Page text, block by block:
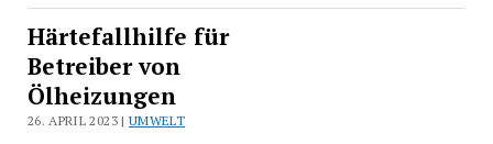
Härtefallhilfe für
Betreiber von
Ölheizungen
26. APRIL 2023 |UMWELT